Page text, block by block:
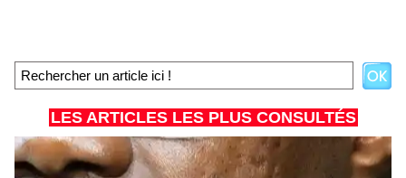
LES ARTICLES LES PLUS CONSULTÉS